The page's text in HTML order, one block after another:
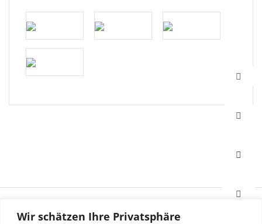
Wir schätzen Ihre Privatsphäre
Weißinger Straße 16